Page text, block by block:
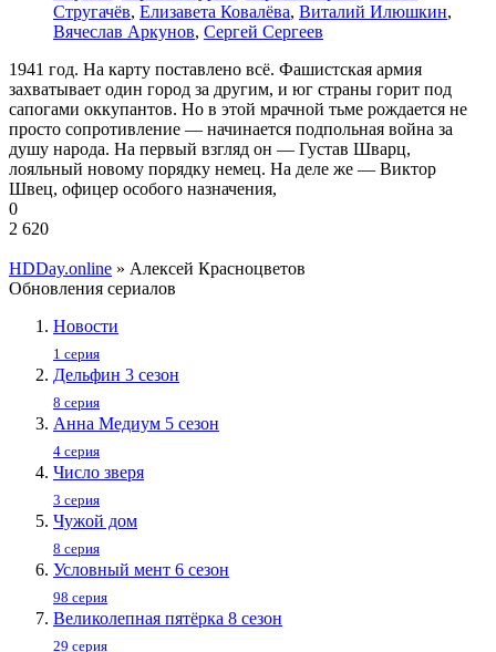
Стругачёв, Елизавета Ковалёва, Виталий Илюшкин,
Вячеслав Аркунов, Сергей Сергеев
1941 год. На карту поставлено всё. Фашистская армия
захватывает один город за другим, и юг страны горит под
сапогами оккупантов. Но в этой мрачной тьме рождается не
просто сопротивление — начинается подпольная война за
душу народа. На первый взгляд он — Густав Шварц,
лояльный новому порядку немец. На деле же — Виктор
Швец, офицер особого назначения,
0
2 620
HDDay.online » Алексей Красноцветов
Обновления сериалов
Новости
1 серия
Дельфин 3 сезон
8 серия
Анна Медиум 5 сезон
4 серия
Число зверя
3 серия
Чужой дом
8 серия
Условный мент 6 сезон
98 серия
Великолепная пятёрка 8 сезон
29 серия